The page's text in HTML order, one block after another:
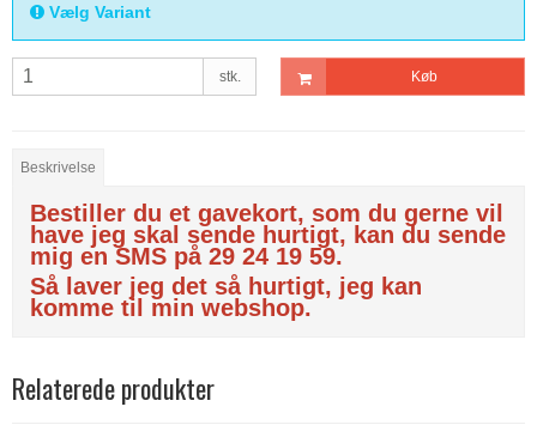
Vælg Variant
stk. Køb
Beskrivelse
Bestiller du et gavekort, som du gerne vil
have jeg skal sende hurtigt, kan du sende
mig en SMS på 29 24 19 59.
Så laver jeg det så hurtigt, jeg kan
komme til min webshop.
Relaterede produkter